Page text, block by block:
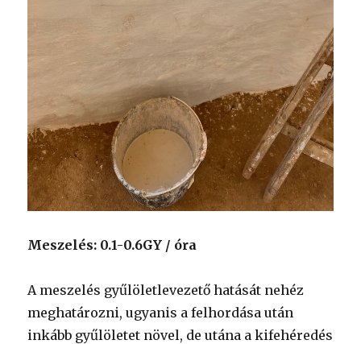
Meszelés: 0.1-0.6GY / óra
A meszelés gyűlöletlevezető hatását nehéz
meghatározni, ugyanis a felhordása után
inkább gyűlöletet növel, de utána a kifehéredés